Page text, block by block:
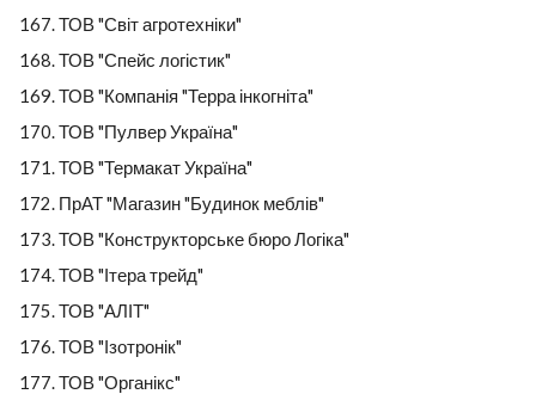
ТОВ "Світ агротехніки"
ТОВ "Спейс логістик"
ТОВ "Компанія "Терра інкогніта"
ТОВ "Пулвер Україна"
ТОВ "Термакат Україна"
ПрАТ "Магазин "Будинок меблів"
ТОВ "Конструкторське бюро Логіка"
ТОВ "Ітера трейд"
ТОВ "АЛІТ"
ТОВ "Ізотронік"
ТОВ "Органікс"